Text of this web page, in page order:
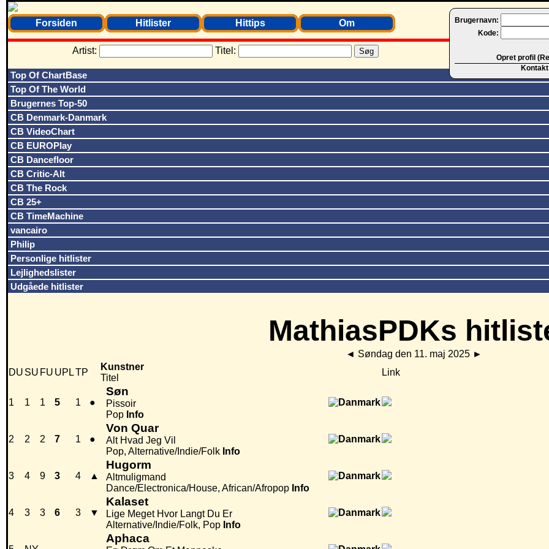
Brugernavn:
Kode:
Opret profil
Kontakt
Forsiden Hitlister Hittips Om
Artist: Titel:
Top Of ChartBase
Top Of The World
Brugernes Top-50
CB Denmark-Danmark
CB VideoChart
CB EUROPlay
CB Dancefloor
CB Critic-Alt
CB The Rock
CB 25+
CB TimeMachine
vancairo
Philip
Personlige hitlister
Lejlighedslister
Udgåede hitlister
MathiasPDKs
◄ Søndag den 11. maj 2025 ►
DU SU FU UPLTP
Kunstner
Titel
Link
1 1 1 5 1 ●
Søn
Pissoir
Pop Info
2 2 2 7 1 ●
Von Quar
Alt Hvad Jeg Vil
Pop, Alternative/Indie/Folk Info
3 4 9 3 4 ▲
Hugorm
Altmuligmand
Dance/Electronica/House, African/Afropop Info
4 3 3 6 3 ▼
Kalaset
Lige Meget Hvor Langt Du Er
Alternative/Indie/Folk, Pop Info
Aphaca